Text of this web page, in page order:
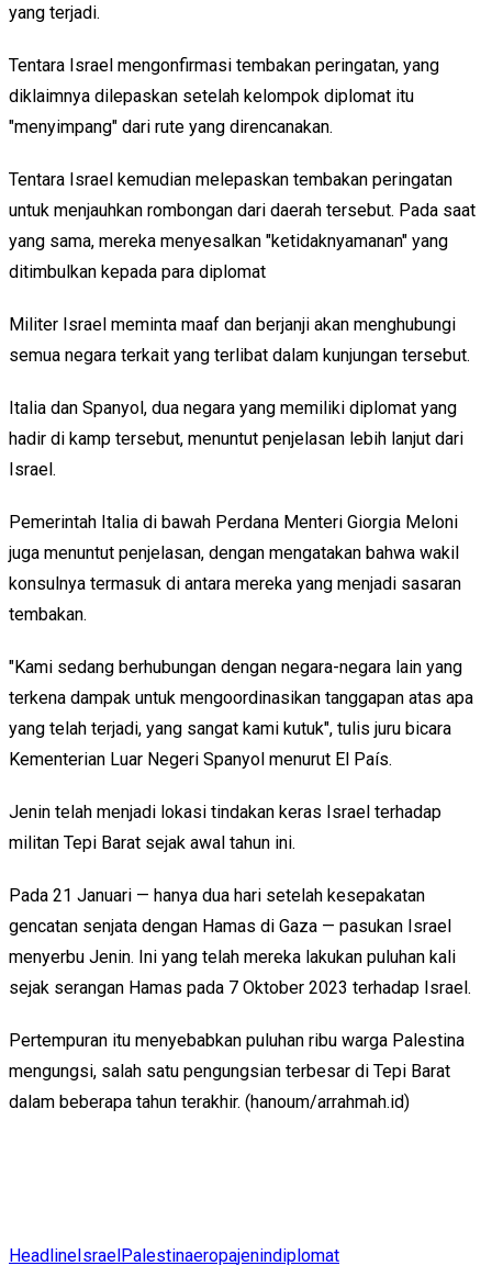
yang terjadi.
Tentara Israel mengonfirmasi tembakan peringatan, yang
diklaimnya dilepaskan setelah kelompok diplomat itu
"menyimpang" dari rute yang direncanakan.
Tentara Israel kemudian melepaskan tembakan peringatan
untuk menjauhkan rombongan dari daerah tersebut. Pada saat
yang sama, mereka menyesalkan "ketidaknyamanan" yang
ditimbulkan kepada para diplomat
Militer Israel meminta maaf dan berjanji akan menghubungi
semua negara terkait yang terlibat dalam kunjungan tersebut.
Italia dan Spanyol, dua negara yang memiliki diplomat yang
hadir di kamp tersebut, menuntut penjelasan lebih lanjut dari
Israel.
Pemerintah Italia di bawah Perdana Menteri Giorgia Meloni
juga menuntut penjelasan, dengan mengatakan bahwa wakil
konsulnya termasuk di antara mereka yang menjadi sasaran
tembakan.
"Kami sedang berhubungan dengan negara-negara lain yang
terkena dampak untuk mengoordinasikan tanggapan atas apa
yang telah terjadi, yang sangat kami kutuk", tulis juru bicara
Kementerian Luar Negeri Spanyol menurut El País.
Jenin telah menjadi lokasi tindakan keras Israel terhadap
militan Tepi Barat sejak awal tahun ini.
Pada 21 Januari — hanya dua hari setelah kesepakatan
gencatan senjata dengan Hamas di Gaza — pasukan Israel
menyerbu Jenin. Ini yang telah mereka lakukan puluhan kali
sejak serangan Hamas pada 7 Oktober 2023 terhadap Israel.
Pertempuran itu menyebabkan puluhan ribu warga Palestina
mengungsi, salah satu pengungsian terbesar di Tepi Barat
dalam beberapa tahun terakhir. (hanoum/arrahmah.id)
HeadlineIsraelPalestinaeropajenindiplomat